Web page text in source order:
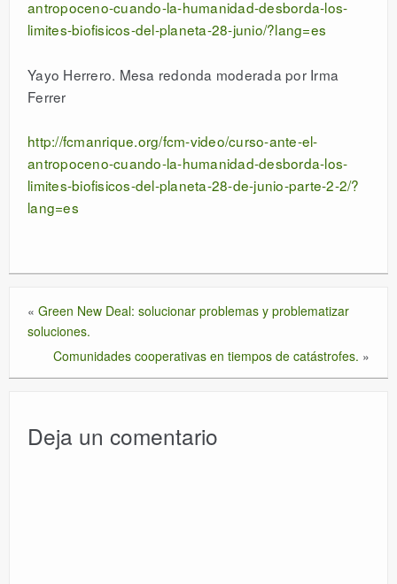
antropoceno-cuando-la-humanidad-desborda-los-
limites-biofisicos-del-planeta-28-junio/?lang=es
Yayo Herrero. Mesa redonda moderada por Irma
Ferrer
http://fcmanrique.org/fcm-video/curso-ante-el-
antropoceno-cuando-la-humanidad-desborda-los-
limites-biofisicos-del-planeta-28-de-junio-parte-2-2/?
lang=es
« Green New Deal: solucionar problemas y problematizar
soluciones.
Comunidades cooperativas en tiempos de catástrofes. »
Deja un comentario